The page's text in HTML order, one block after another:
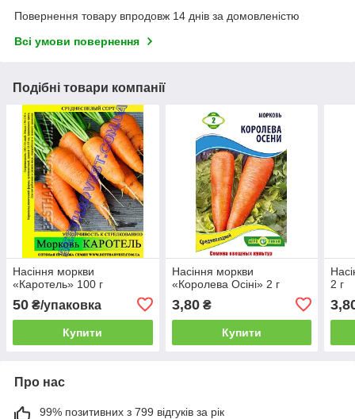
Повернення товару впродовж 14 днів за домовленістю
Всі умови повернення
Подібні товари компанії
Насіння моркви
«Каротель» 100 г
50 ₴/упаковка
Купити
Насіння моркви
«Королева Осіні» 2 г
3,80₴
Купити
2 г
Про нас
99% позитивних з 799 відгуків за рік